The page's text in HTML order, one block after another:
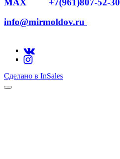
info@mirmoldov.ru
Сделано в InSales